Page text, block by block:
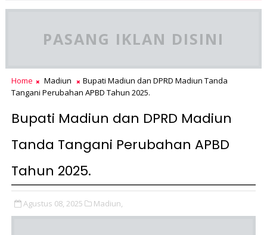
PASANG IKLAN DISINI
Home Madiun
Bupati Madiun dan DPRD Madiun Tanda
Tangani Perubahan APBD Tahun 2025.
Bupati Madiun dan DPRD Madiun
Tanda Tangani Perubahan APBD
Tahun 2025.
Agustus 08, 2025 Madiun,